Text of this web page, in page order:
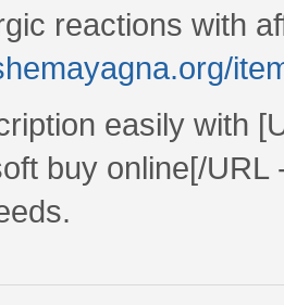
reactions with
easily with
buy online[/